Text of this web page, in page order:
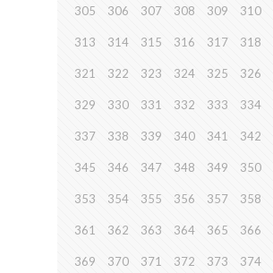
305 306 307 308 309 310
313 314 315 316 317 318
321 322 323 324 325 326
329 330 331 332 333 334
337 338 339 340 341 342
345 346 347 348 349 350
353 354 355 356 357 358
361 362 363 364 365 366
369 370 371 372 373 374